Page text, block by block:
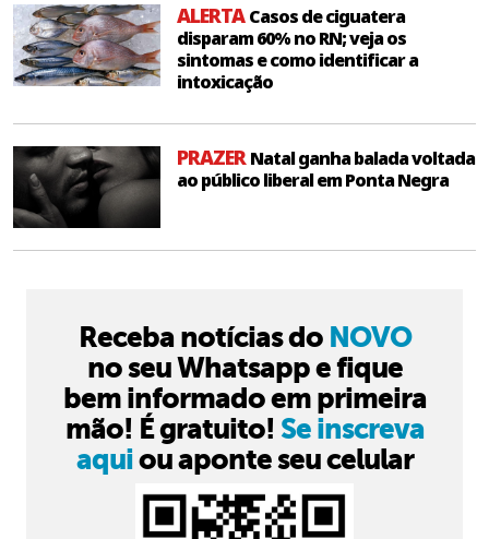
ALERTACasos de ciguatera
disparam 60% no RN; veja os
sintomas e como identificar a
intoxicação
PRAZER Natal ganha balada voltada
ao público liberal em Ponta Negra
Receba notícias do NOVO
no seu Whatsapp e fique
bem informado em primeira
mão! É gratuito! Se inscreva
aquiou aponte seu celular